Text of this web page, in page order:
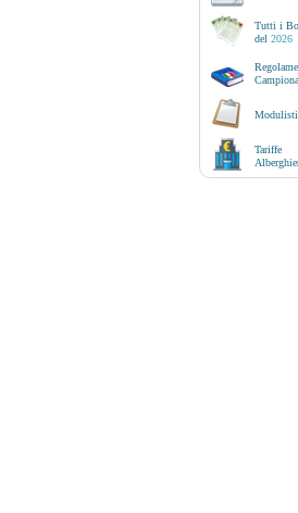
Tutti i
del 2026
Tariffe